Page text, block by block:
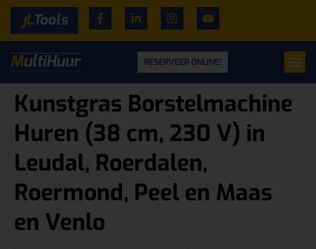
RESERVEER ONLINE!
Kunstgras Borstelmachine
Huren (38 cm, 230 V) in
Leudal, Roerdalen,
Roermond, Peel en Maas
en Venlo